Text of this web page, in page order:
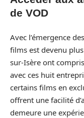
de VOD
Avec l’émergence
films est devenu
sur-Isère ont
avec ces huit
certains films en
offrent une facilité
demeure une